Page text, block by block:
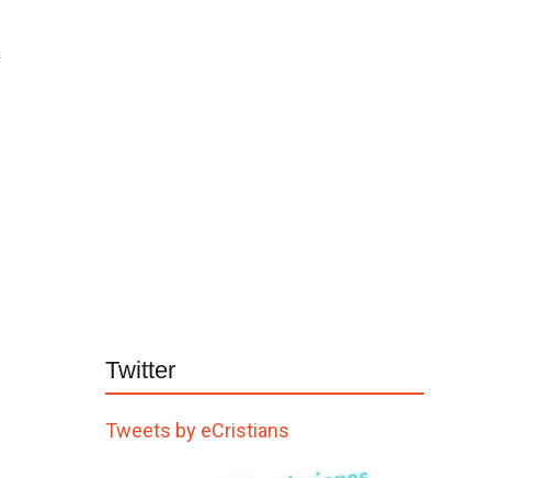
Twitter
Tweets by eCristians